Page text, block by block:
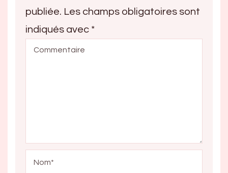
publiée. Les champs obligatoires sont
indiqués avec *